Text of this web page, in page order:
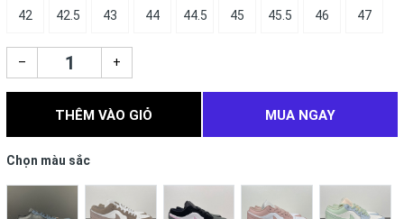
42 42.5 43 44 44.5 45 45.5 46 47
– +
THÊM VÀO GIỎ MUA NGAY
Chọn màu sắc